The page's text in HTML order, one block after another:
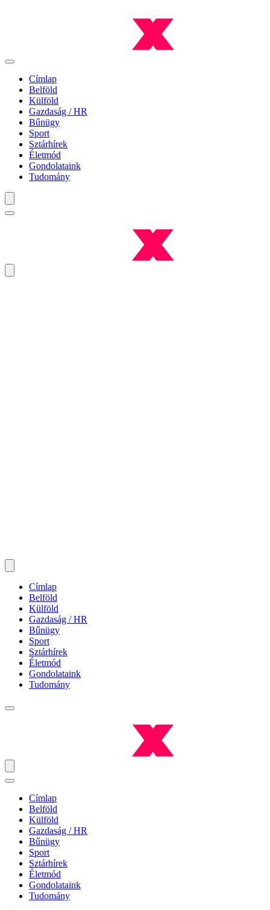
Címlap
Belföld
Külföld
Gazdaság / HR
Bűnügy
Sport
Sztárhírek
Életmód
Gondolataink
Tudomány
Címlap
Belföld
Külföld
Gazdaság / HR
Bűnügy
Sport
Sztárhírek
Életmód
Gondolataink
Tudomány
Címlap
Belföld
Külföld
Gazdaság / HR
Bűnügy
Sport
Sztárhírek
Életmód
Gondolataink
Tudomány